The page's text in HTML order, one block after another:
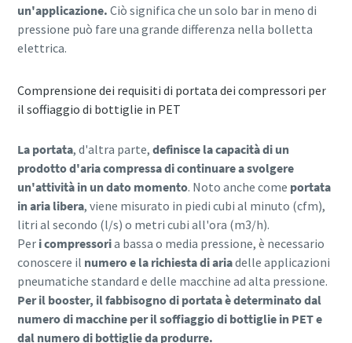
Tutto ciò che devi sapere sul tuo processo di
trasporto pneumatico
Per saperne di più
un'applicazione. Ciò significa che un solo bar in meno di
pressione può fare una grande differenza nella bolletta
elettrica.
Comprensione dei requisiti di portata dei compressori per
il soffiaggio di bottiglie in PET
La portata, d'altra parte, definisce la capacità di un
prodotto d'aria compressa di continuare a svolgere
un'attività in un dato momento. Noto anche come portata
in aria libera, viene misurato in piedi cubi al minuto (cfm),
litri al secondo (l/s) o metri cubi all'ora (m3/h).
Peri compressoria bassa o media pressione, è necessario
conoscere il numero e la richiesta di ariadelle applicazioni
pneumatiche standard e delle macchine ad alta pressione.
Per il booster, il fabbisogno di portata è determinato dal
numero di macchine per il soffiaggio di bottiglie in PET e
dal numero di bottiglie da produrre.